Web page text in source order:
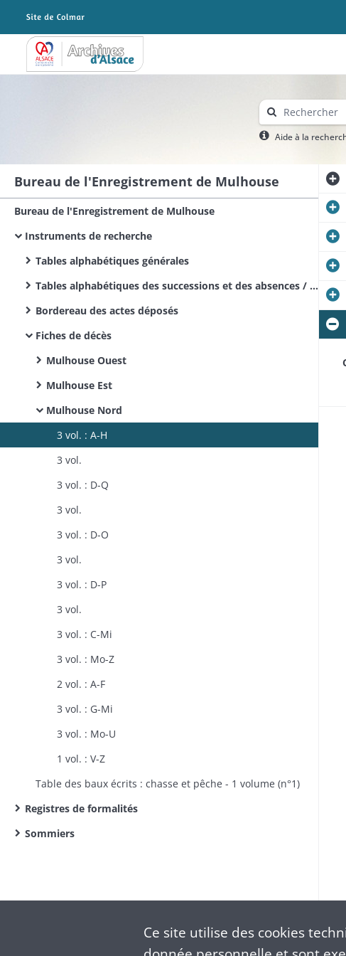
Archives Alsace - Colmar
Aide à la
Bureau de l'Enregistrement de Mulhouse
Bureau de l'Enregistrement de Mulhouse
Instruments de recherche
Tables alphabétiques générales
Tables alphabétiques des successions et des absences / Alphabetische Tabellen der Sterbfalle und Abwesenheitserklarungen - Tables alphabétiques des décès
Bordereau des actes déposés
Fiches de décès
Mulhouse Ouest
Mulhouse Est
Mulhouse Nord
3 vol. : A-H
3 vol.
3 vol. : D-Q
3 vol.
3 vol. : D-O
3 vol.
3 vol. : D-P
3 vol.
3 vol. : C-Mi
3 vol. : Mo-Z
2 vol. : A-F
3 vol. : G-Mi
3 vol. : Mo-U
1 vol. : V-Z
Table des baux écrits : chasse et pêche - 1 volume (n°1)
Registres de formalités
Sommiers
Ce site utilise des cookies